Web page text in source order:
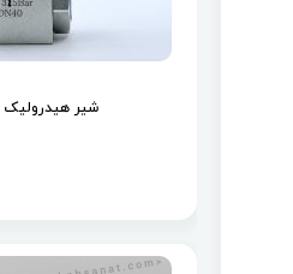
شیر هیدرولیک